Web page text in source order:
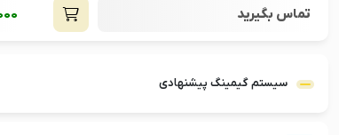
119٬500٬000تومان
سیستم گیمینگ پیشنهادی